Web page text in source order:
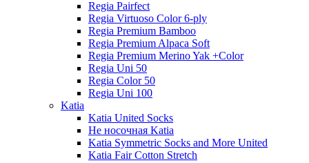
Regia Pairfect
Regia Virtuoso Color 6-ply
Regia Premium Bamboo
Regia Premium Alpaca Soft
Regia Premium Merino Yak +Color
Regia Uni 50
Regia Color 50
Regia Uni 100
Katia
Katia United Socks
Не носочная Katia
Katia Symmetric Socks and More United
Katia Fair Cotton Stretch